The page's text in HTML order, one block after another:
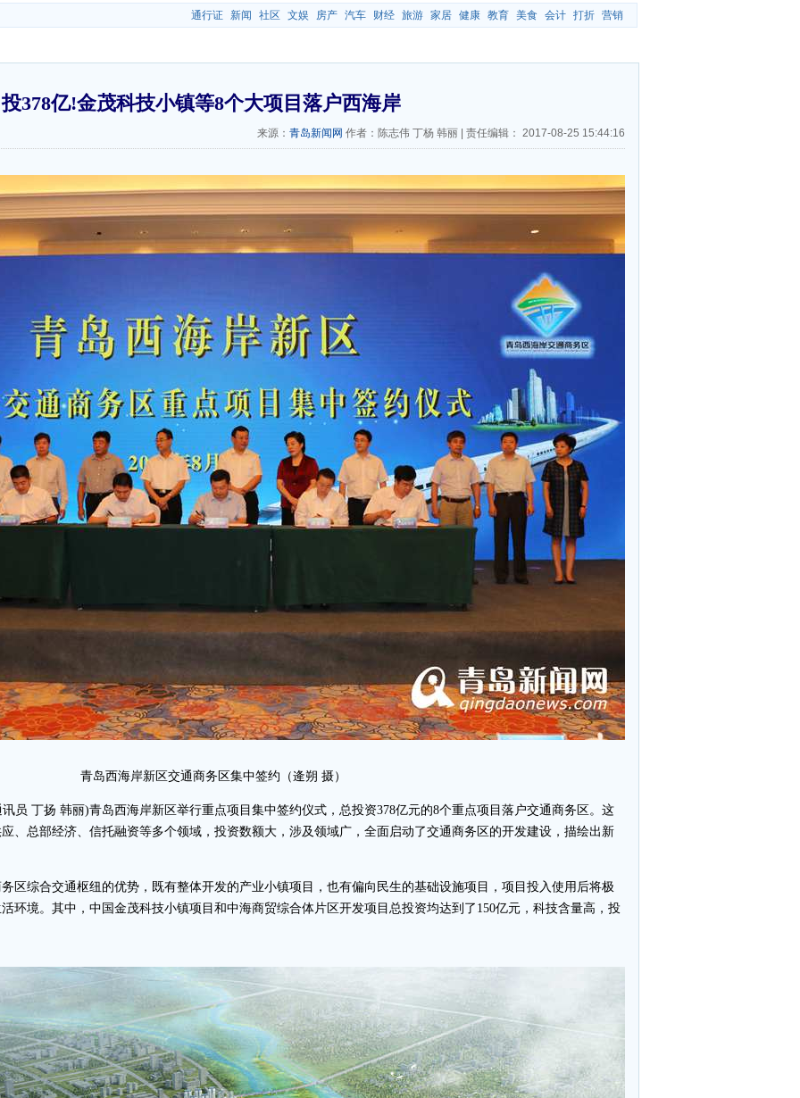
通行证 新闻 社区 文娱 房产 汽车 财经 旅游 家居 健康 教育 美食 会计 打折 营销
投378亿!金茂科技小镇等8个大项目落户西海岸
来源： 青岛新闻网 作者：陈志伟 丁杨 韩丽 责任编辑： 2017-08-25 15:44:16
青岛西海岸新区交通商务区集中签约（逄朔 摄）
员 丁扬 韩丽)青岛西海岸新区举行重点项目集中签约仪式，总投资378亿元的8个重点项目落户交通商务区。这
、总部经济、信托融资等多个领域，投资数额大，涉及领域广，全面启动了交通商务区的开发建设，描绘出新
区综合交通枢纽的优势，既有整体开发的产业小镇项目，也有偏向民生的基础设施项目，项目投入使用后将极
环境。其中，中国金茂科技小镇项目和中海商贸综合体片区开发项目总投资均达到了150亿元，科技含量高，投